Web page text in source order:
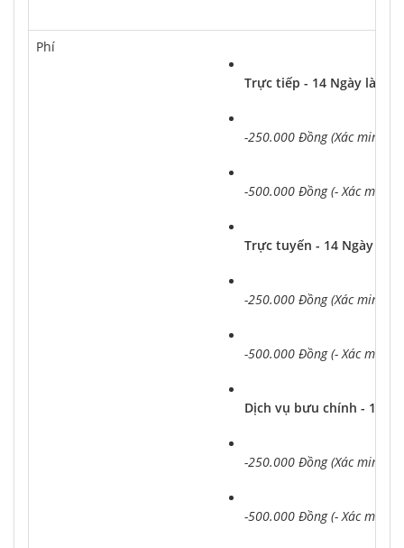
Phí
Trực tiếp - 14 Ngày làm
-250.000 Đồng (Xác minh
-500.000 Đồng (- Xác minh
Trực tuyến - 14 Ngày làm
-250.000 Đồng (Xác minh
-500.000 Đồng (- Xác minh
Dịch vụ bưu chính - 14
-250.000 Đồng (Xác minh
-500.000 Đồng (- Xác minh